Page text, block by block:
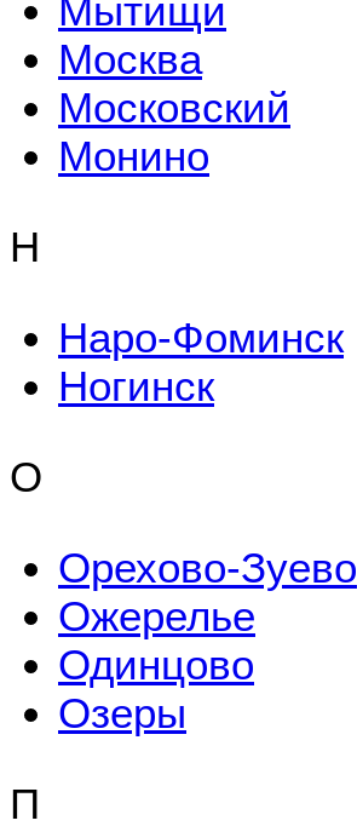
Мытищи
Москва
Московский
Монино
Н
Наро-Фоминск
Ногинск
О
Орехово-Зуево
Ожерелье
Одинцово
Озеры
П